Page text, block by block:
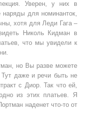
Уверен, у них в
наряды для номинанток,
хотя для Леди Гага –
Николь Кидман в
что мы увидели к
но Вы разве можете
даже и речи быть не
с Диор. Так что ей,
из этих платьев. Я
наденет что-то от